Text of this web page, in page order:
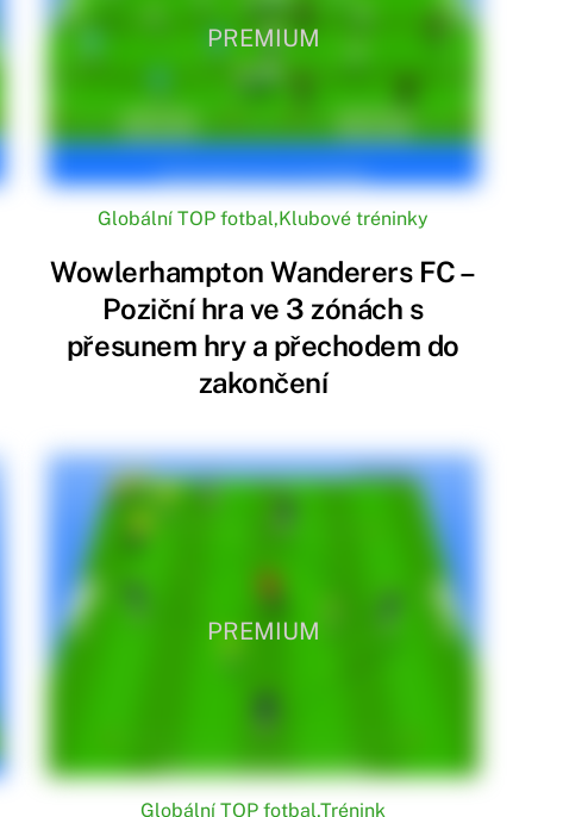
PREMIUM
Globální TOP fotbal,Klubové tréninky
Wowlerhampton Wanderers FC –
Poziční hra ve 3 zónách s
přesunem hry a přechodem do
zakončení
PREMIUM
Globální TOP fotbal,Trénink